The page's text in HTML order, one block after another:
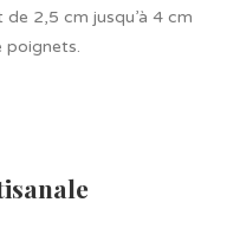
2,5 cm jusqu’à 4 cm
poignets.